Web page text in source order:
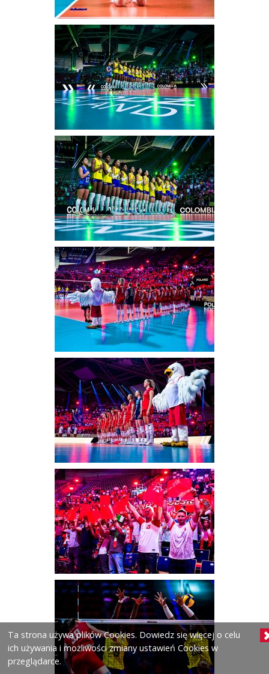
Ta strona używa plików Cookies. Dowiedz się więcej o celu
ich używania i możliwości zmiany ustawień Cookies w
przeglądarce.